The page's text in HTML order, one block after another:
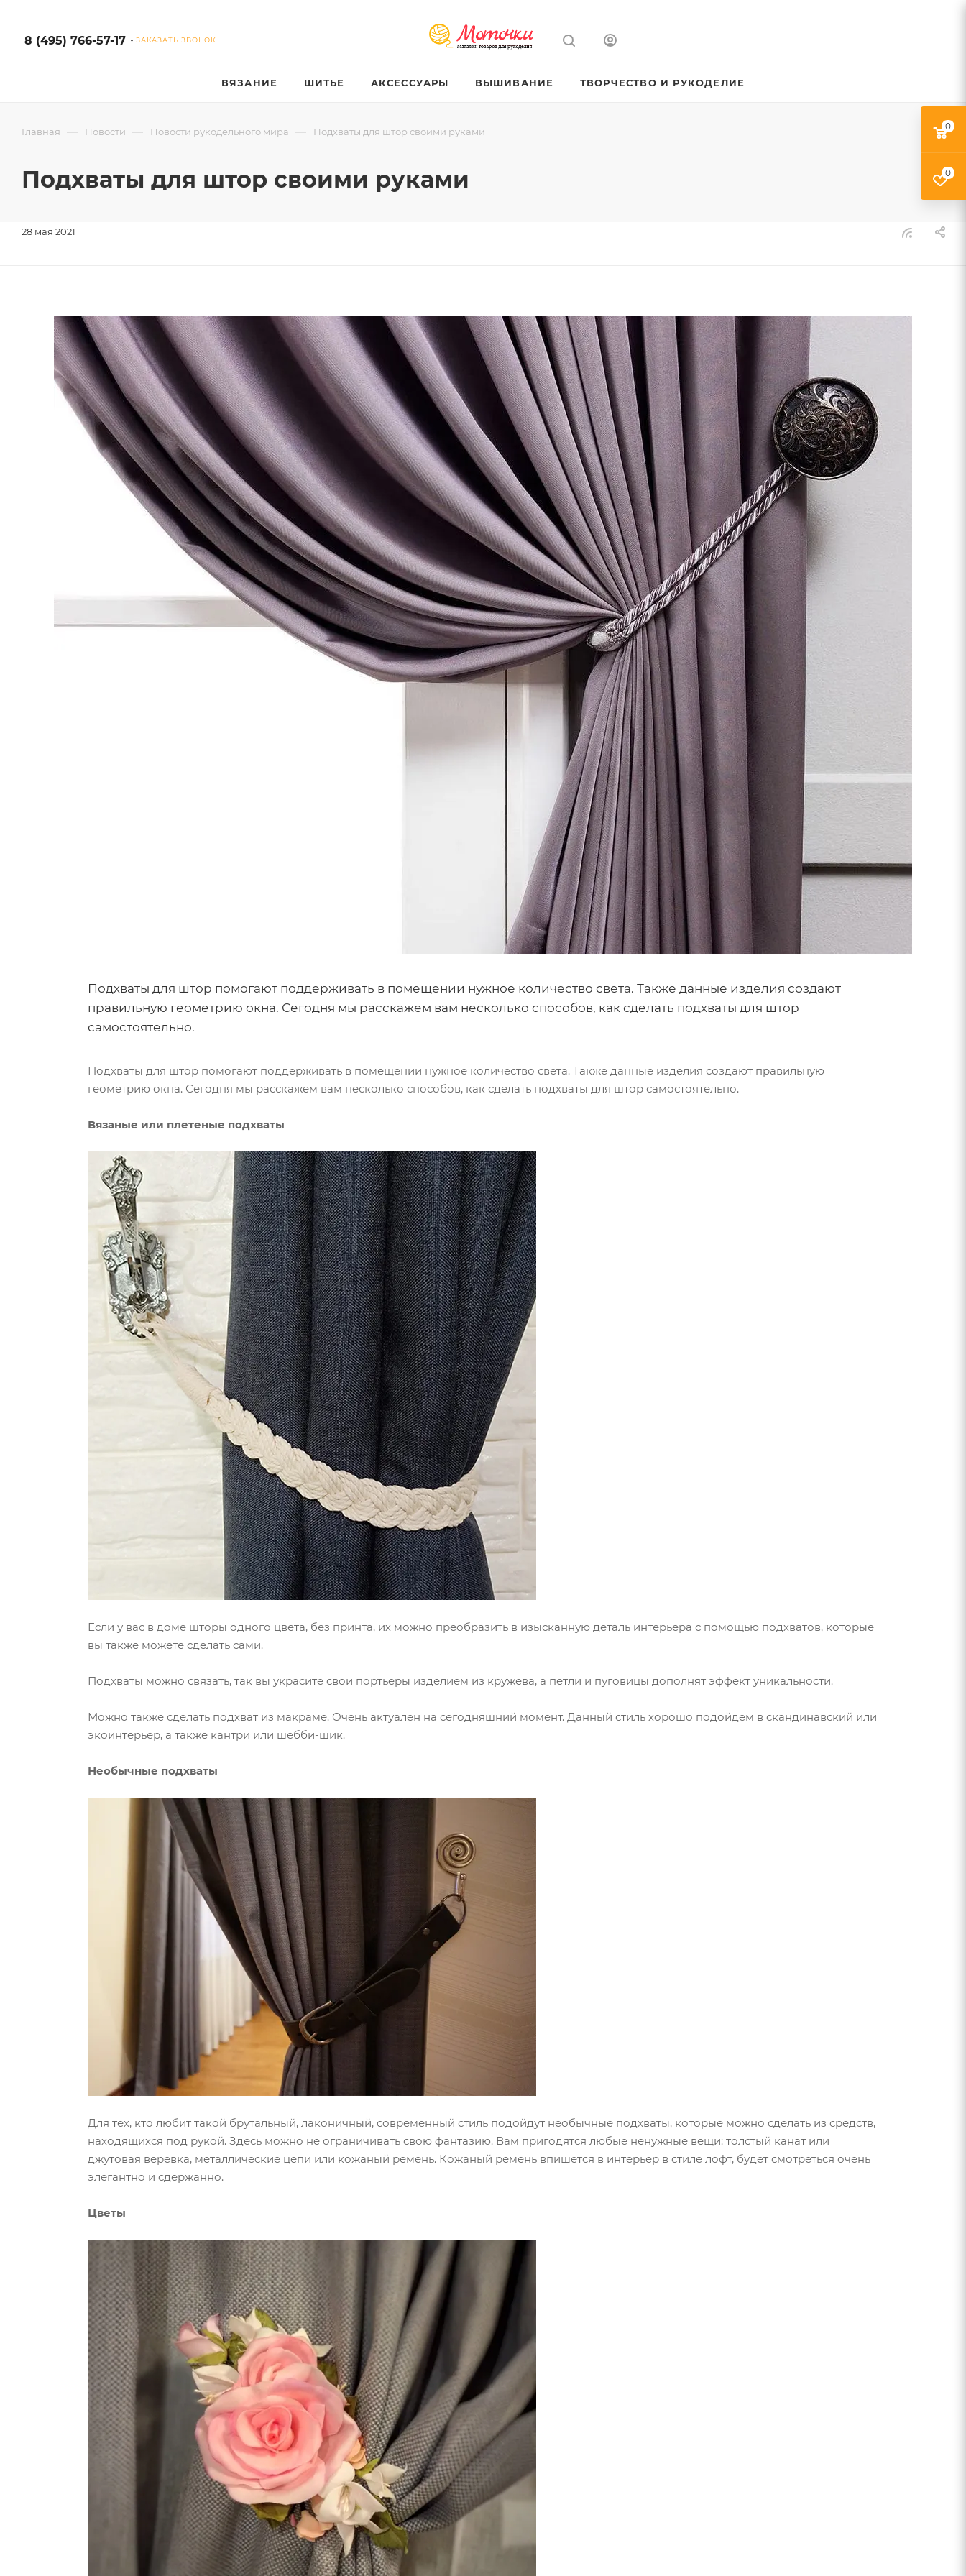
8 (495) 766-57-17 ЗАКАЗАТЬ ЗВОНОК
ВЯЗАНИЕ ШИТЬЕ АКСЕССУАРЫ ВЫШИВАНИЕ ТВОРЧЕСТВО И РУКОДЕЛИЕ
Главная — Новости — Новости рукодельного мира — Подхваты для штор своими руками
Подхваты для штор своими руками
28 мая 2021
Подхваты для штор помогают поддерживать в помещении нужное количество света. Также данные изделия создают
правильную геометрию окна. Сегодня мы расскажем вам несколько способов, как сделать подхваты для штор
самостоятельно.
Подхваты для штор помогают поддерживать в помещении нужное количество света. Также данные изделия создают правильную
геометрию окна. Сегодня мы расскажем вам несколько способов, как сделать подхваты для штор самостоятельно.
Вязаные или плетеные подхваты
Если у вас в доме шторы одного цвета, без принта, их можно преобразить в изысканную деталь интерьера с помощью подхватов, которые
вы также можете сделать сами.
Подхваты можно связать, так вы украсите свои портьеры изделием из кружева, а петли и пуговицы дополнят эффект уникальности.
Можно также сделать подхват из макраме. Очень актуален на сегодняшний момент. Данный стиль хорошо подойдем в скандинавский или
экоинтерьер, а также кантри или шебби-шик.
Необычные подхваты
Для тех, кто любит такой брутальный, лаконичный, современный стиль подойдут необычные подхваты, которые можно сделать из средств,
находящихся под рукой. Здесь можно не ограничивать свою фантазию. Вам пригодятся любые ненужные вещи: толстый канат или
джутовая веревка, металлические цепи или кожаный ремень. Кожаный ремень впишется в интерьер в стиле лофт, будет смотреться очень
элегантно и сдержанно.
Цветы
0
0